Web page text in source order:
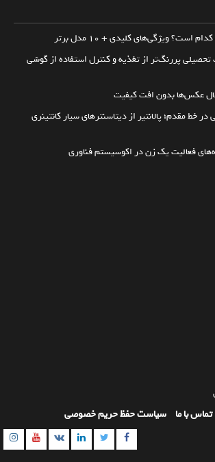
است؟ ویژگی‌های کلیدی + 10 مدل برتر
پررنگ‌تر از تغذیه و کنترل استفاده از گوشی
مقدم؛ پالانتیر از دیتاسنترهای سیار کانتینری
فعالیت یک زن در اکوسیستم فناوری
تماس با ما سیاست حفظ حریم خصوصی
Facebook
Twitter
Linkedin
VK